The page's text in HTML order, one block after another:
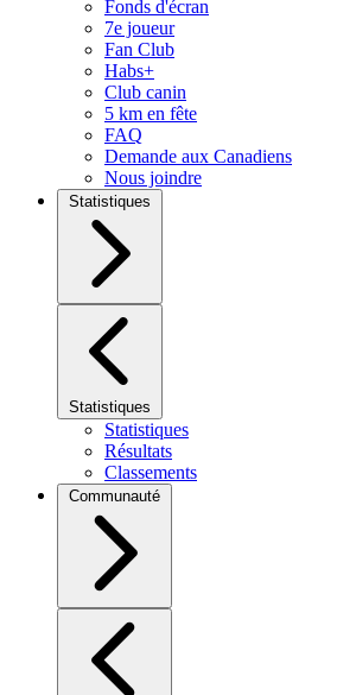
Fonds d'écran
7e joueur
Fan Club
Habs+
Club canin
5 km en fête
FAQ
Demande aux Canadiens
Nous joindre
Statistiques
Statistiques
Statistiques
Résultats
Classements
Communauté